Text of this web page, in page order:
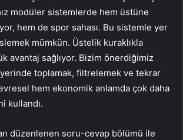
modüler sistemlerde hem üstüne
hem de spor sahası. Bu sistemle yer
mümkün. Üstelik kuraklıkla
avantaj sağlıyor. Bizim önerdiğimiz
toplamak, filtrelemek ve tekrar
hem ekonomik anlamda çok daha
kullandı.
düzenlenen soru-cevap bölümü ile